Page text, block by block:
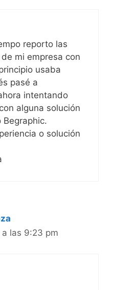
reporto las
mi empresa con
usaba
pasé a
intentando
alguna solución
o solución
las 9:23 pm